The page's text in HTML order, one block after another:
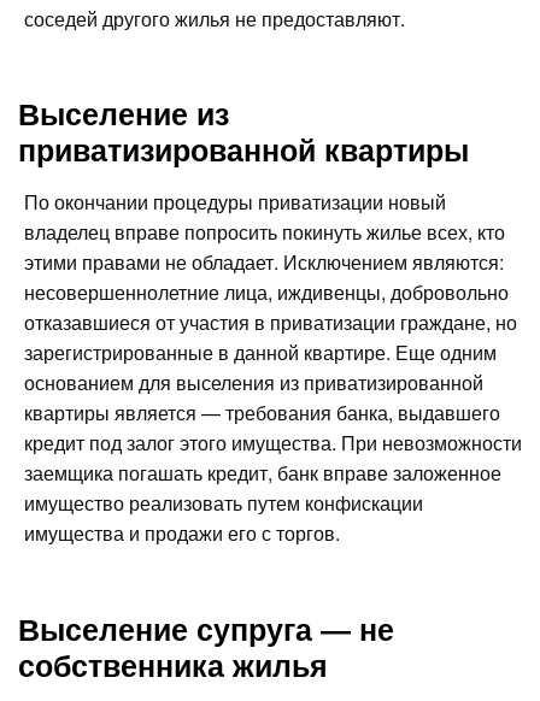
соседей другого жилья не предоставляют.
Выселение из
приватизированной квартиры
По окончании процедуры приватизации новый
владелец вправе попросить покинуть жилье всех, кто
этими правами не обладает. Исключением являются:
несовершеннолетние лица, иждивенцы, добровольно
отказавшиеся от участия в приватизации граждане, но
зарегистрированные в данной квартире. Еще одним
основанием для выселения из приватизированной
квартиры является — требования банка, выдавшего
кредит под залог этого имущества. При невозможности
заемщика погашать кредит, банк вправе заложенное
имущество реализовать путем конфискации
имущества и продажи его с торгов.
Выселение супруга — не
собственника жилья